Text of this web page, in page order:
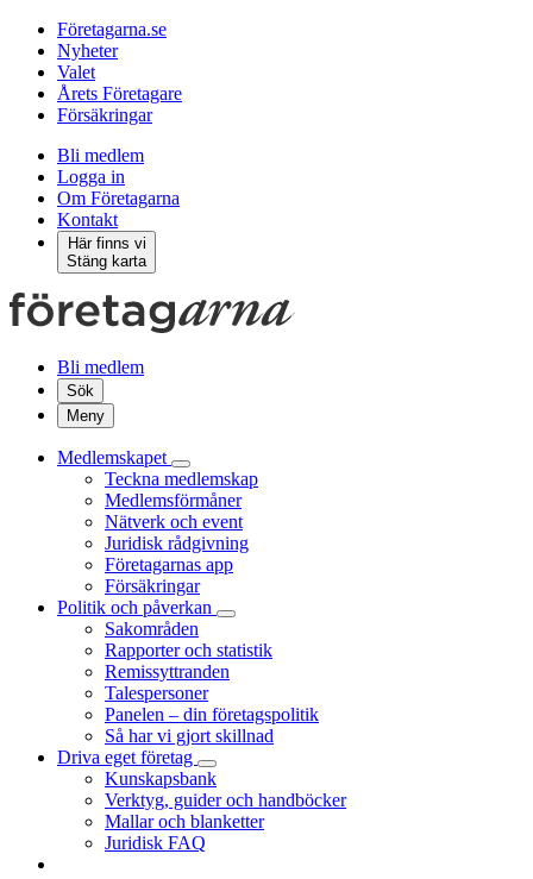
Företagarna.se
Nyheter
Valet
Årets Företagare
Försäkringar
Bli medlem
Logga in
Om Företagarna
Kontakt
Här finns vi
Stäng karta
Bli medlem
Sök
Meny
Medlemskapet
Teckna medlemskap
Medlemsförmåner
Nätverk och event
Juridisk rådgivning
Företagarnas app
Försäkringar
Politik och påverkan
Sakområden
Rapporter och statistik
Remissyttranden
Talespersoner
Panelen – din företagspolitik
Så har vi gjort skillnad
Driva eget företag
Kunskapsbank
Verktyg, guider och handböcker
Mallar och blanketter
Juridisk FAQ